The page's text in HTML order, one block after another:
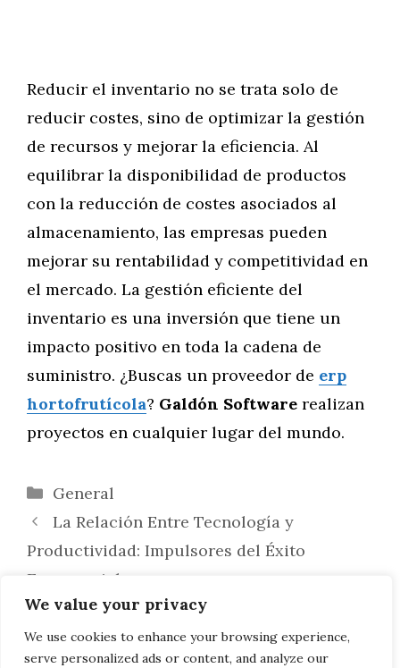
We value your privacy
We use cookies to enhance your browsing experience,
serve personalized ads or content, and analyze our
Reducir el inventario no se trata solo de
reducir costes, sino de optimizar la gestión
de recursos y mejorar la eficiencia. Al
equilibrar la disponibilidad de productos
con la reducción de costes asociados al
almacenamiento, las empresas pueden
mejorar su rentabilidad y competitividad en
el mercado. La gestión eficiente del
inventario es una inversión que tiene un
impacto positivo en toda la cadena de
suministro. ¿Buscas un proveedor de erp
hortofrutícola? Galdón Software realizan
proyectos en cualquier lugar del mundo.
Categorías
General
La Relación Entre Tecnología y
Productividad: Impulsores del Éxito
Empresarial
Cómo Reducir Costes con un Sistema
ERP: Estrategias para la Eficiencia